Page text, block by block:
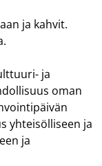
ja kahvit.
ja
oman
yhteisölliseen ja
ja